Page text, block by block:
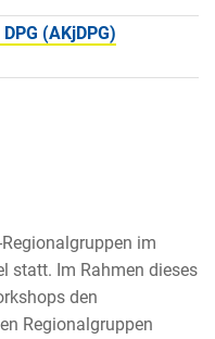
(AKjDPG)
im
statt. Im Rahmen dieses
den
Regionalgruppen